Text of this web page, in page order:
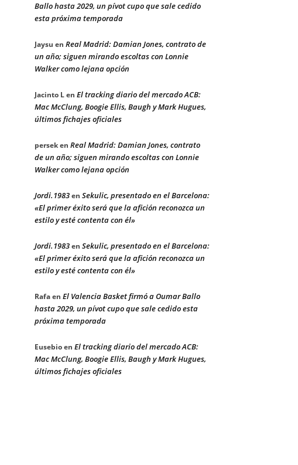
Ballo hasta 2029, un pívot cupo que sale cedido
esta próxima temporada
Jaysu en Real Madrid: Damian Jones, contrato de
un año; siguen mirando escoltas con Lonnie
Walker como lejana opción
Jacinto Len El tracking diario del mercado ACB:
Mac McClung, Boogie Ellis, Baugh y Mark Hugues,
últimos fichajes oficiales
perseken Real Madrid: Damian Jones, contrato
de un año; siguen mirando escoltas con Lonnie
Walker como lejana opción
Jordi.1983en Sekulic, presentado en el Barcelona:
«El primer éxito será que la afición reconozca un
estilo y esté contenta con él»
Jordi.1983en Sekulic, presentado en el Barcelona:
«El primer éxito será que la afición reconozca un
estilo y esté contenta con él»
Rafaen El Valencia Basket firmó a Oumar Ballo
hasta 2029, un pívot cupo que sale cedido esta
próxima temporada
Eusebioen El tracking diario del mercado ACB:
Mac McClung, Boogie Ellis, Baugh y Mark Hugues,
últimos fichajes oficiales